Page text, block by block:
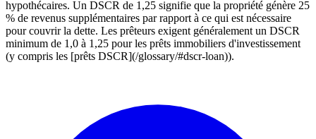
hypothécaires. Un DSCR de 1,25 signifie que la propriété génère 25
% de revenus supplémentaires par rapport à ce qui est nécessaire
pour couvrir la dette. Les prêteurs exigent généralement un DSCR
minimum de 1,0 à 1,25 pour les prêts immobiliers d'investissement
(y compris les [prêts DSCR](/glossary/#dscr-loan)).